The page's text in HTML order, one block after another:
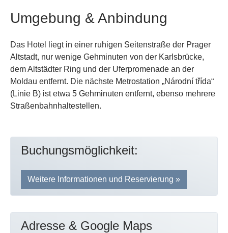
Umgebung & Anbindung
Das Hotel liegt in einer ruhigen Seitenstraße der Prager
Altstadt, nur wenige Gehminuten von der Karlsbrücke,
dem Altstädter Ring und der Uferpromenade an der
Moldau entfernt. Die nächste Metrostation „Národní třída“
(Linie B) ist etwa 5 Gehminuten entfernt, ebenso mehrere
Straßenbahnhaltestellen.
Buchungsmöglichkeit:
Weitere Informationen und Reservierung »
Adresse & Google Maps